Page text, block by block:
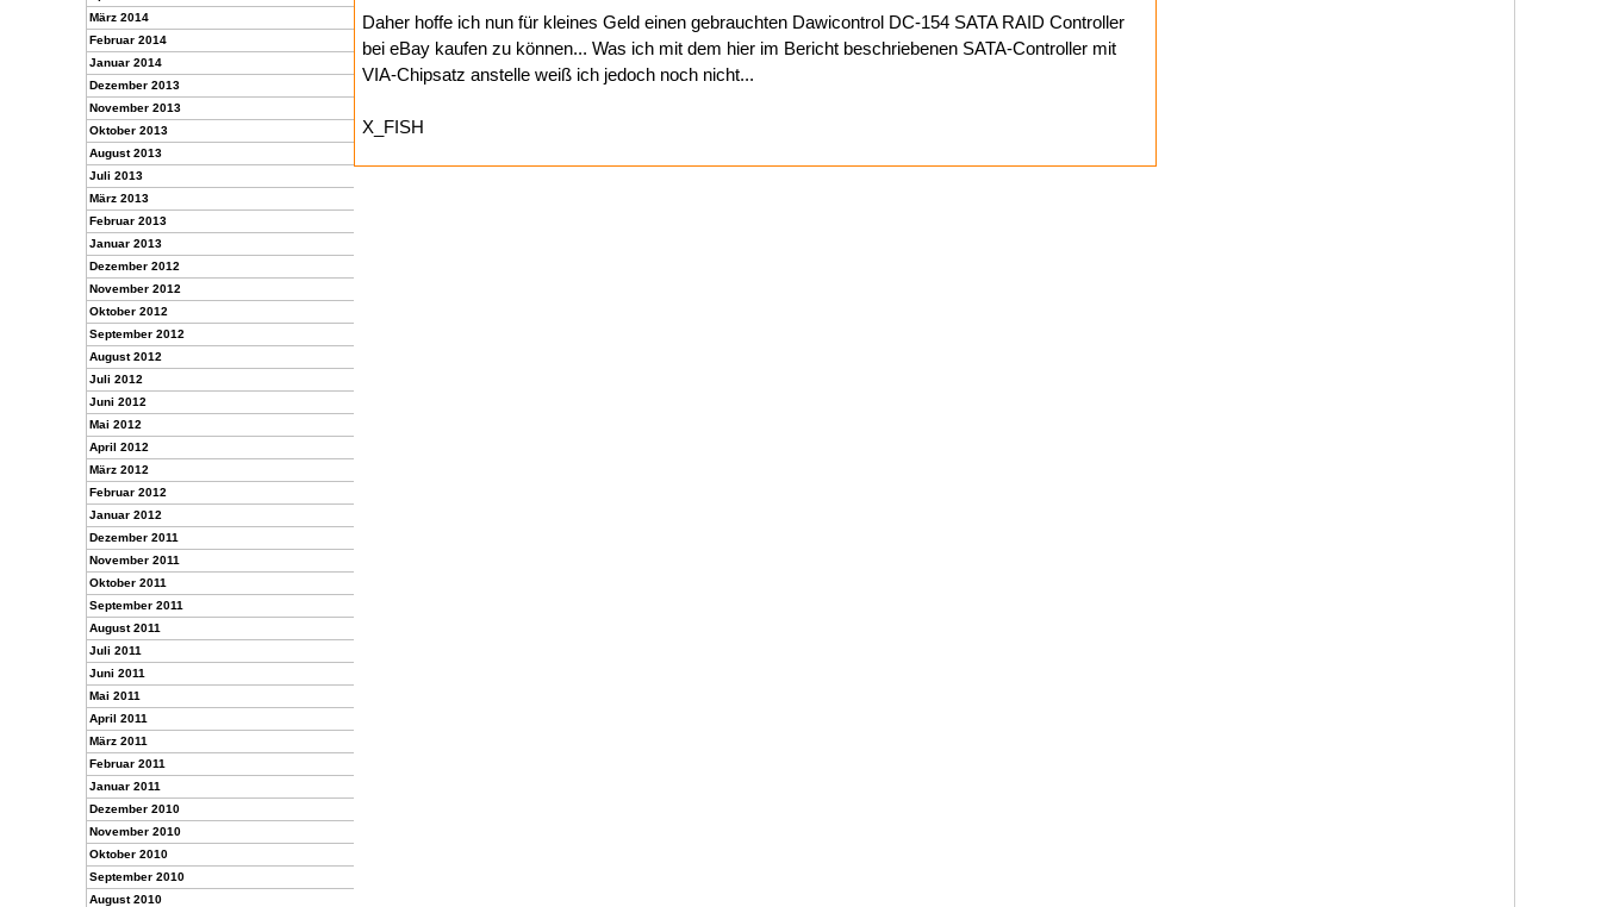
März 2014
Februar 2014
Januar 2014
Dezember 2013
November 2013
Oktober 2013
August 2013
Juli 2013
März 2013
Februar 2013
Januar 2013
Dezember 2012
November 2012
Oktober 2012
September 2012
August 2012
Juli 2012
Juni 2012
Mai 2012
April 2012
März 2012
Februar 2012
Januar 2012
Dezember 2011
November 2011
Oktober 2011
September 2011
August 2011
Juli 2011
Juni 2011
Mai 2011
April 2011
März 2011
Februar 2011
Januar 2011
Dezember 2010
November 2010
Oktober 2010
September 2010
August 2010
Daher hoffe ich nun für kleines Geld einen gebrauchten Dawicontrol DC-154 SATA RAID Controller
bei eBay kaufen zu können... Was ich mit dem hier im Bericht beschriebenen SATA-Controller mit
VIA-Chipsatz anstelle weiß ich jedoch noch nicht...
X_FISH